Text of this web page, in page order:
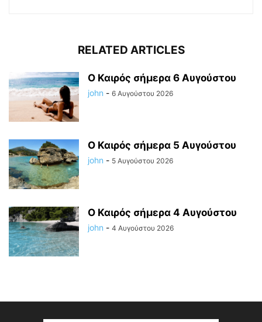
RELATED ARTICLES
Ο Καιρός σήμερα 6 Αυγούστου
john - 6 Αυγούστου 2026
Ο Καιρός σήμερα 5 Αυγούστου
john - 5 Αυγούστου 2026
Ο Καιρός σήμερα 4 Αυγούστου
john - 4 Αυγούστου 2026